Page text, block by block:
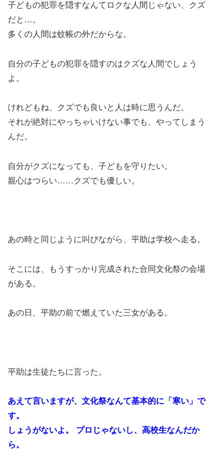
子どもの犯罪を隠すなんてロクな人間じゃない、クズ
だと…。
多くの人間は蚊帳の外だからな。
自分の子どもの犯罪を隠すのはクズな人間でしょう
よ。
けれどもね、クズでも良いと人は時に思うんだ。
それが絶対にやっちゃいけない事でも、やってしまう
んだ。
自分がクズになっても、子どもを守りたい。
親心はつらい……クズでも優しい。
あの時と同じように叫びながら、平助は学校へ走る。
そこには、もうすっかり完成された合同文化祭の会場
がある。
あの日、平助の前で燃えていた三女がある。
平助は生徒たちに言った。
あえて言いますが、文化祭なんて基本的に「寒い」で
す。
しょうがないよ。 プロじゃないし、高校生なんだか
ら。